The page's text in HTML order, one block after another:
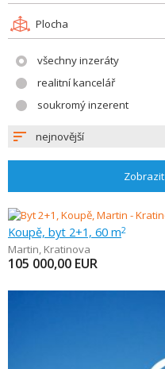
Plocha
všechny inzeráty
realitní kancelář
soukromý inzerent
nejnovější
Zobrazit
Koupě, byt 2+1, 60 m2
Martin, Kratinova
105 000,00 EUR